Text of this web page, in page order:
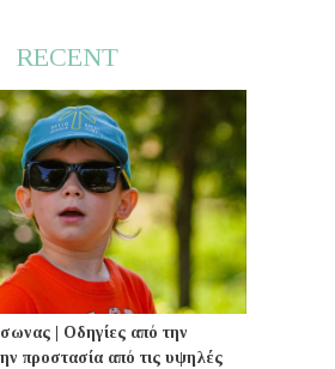
RECENT
| Οδηγίες από την
προστασία από τις υψηλές